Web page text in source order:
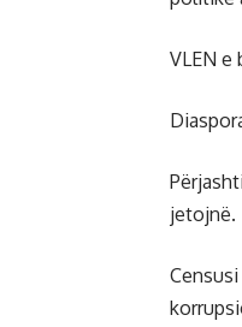
VLEN e
jetojnë.